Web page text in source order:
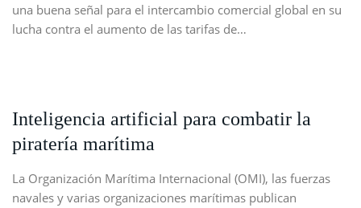
una buena señal para el intercambio comercial global en su
lucha contra el aumento de las tarifas de…
Inteligencia artificial para combatir la
piratería marítima
La Organización Marítima Internacional (OMI), las fuerzas
navales y varias organizaciones marítimas publican